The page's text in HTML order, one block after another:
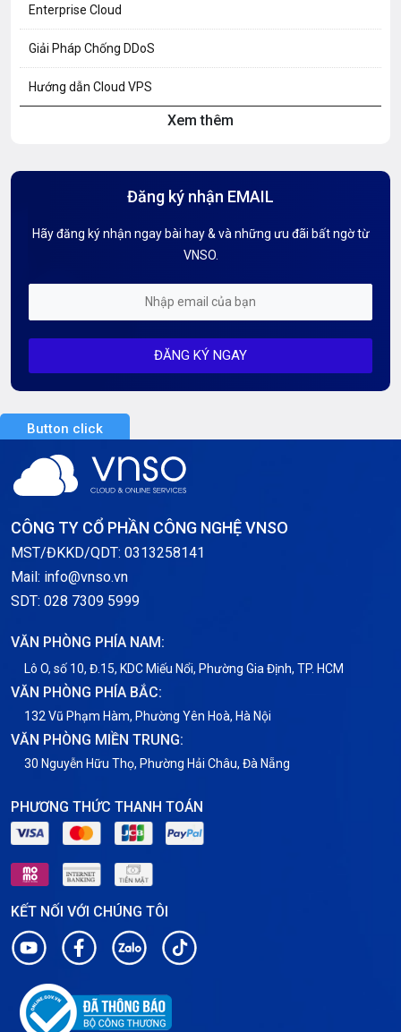
Enterprise Cloud
Giải Pháp Chống DDoS
Hướng dẫn Cloud VPS
Hướng dẫn Tên miền
Kiến thức AI
Mỗi tuần 01 Server
Server Dedicated (Máy chủ riêng)
Server GPU
Server Windows
Thông báo
Thông tin chung
Tin tức
Xem thêm
Đăng ký nhận EMAIL
Hãy đăng ký nhận ngay bài hay & và những ưu đãi bất ngờ từ
VNSO.
ĐĂNG KÝ NGAY
Button click
CÔNG TY CỔ PHẦN CÔNG NGHỆ VNSO
MST/ĐKKD/QDT: 0313258141
Mail: info@vnso.vn
SDT: 028 7309 5999
VĂN PHÒNG PHÍA NAM:
Lô O, số 10, Đ.15, KDC Miếu Nổi, Phường Gia Định, TP. HCM
VĂN PHÒNG PHÍA BẮC:
132 Vũ Phạm Hàm, Phường Yên Hoà, Hà Nội
VĂN PHÒNG MIỀN TRUNG:
30 Nguyễn Hữu Thọ, Phường Hải Châu, Đà Nẵng
PHƯƠNG THỨC THANH TOÁN
KẾT NỐI VỚI CHÚNG TÔI